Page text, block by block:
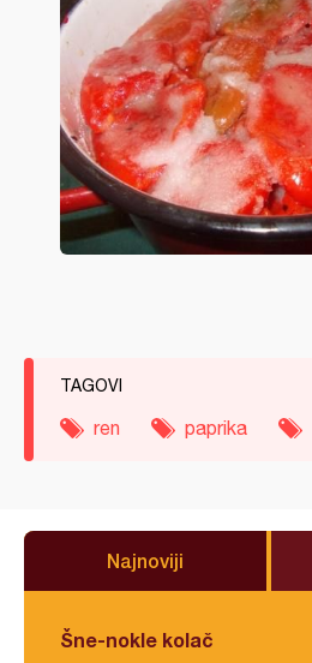
TAGOVI
ren paprika
Najnoviji
Šne-nokle kolač